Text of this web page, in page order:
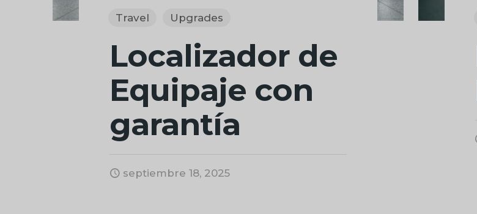
Travel Upgrades
Localizador de
Equipaje con
garantía
septiembre 18, 2025